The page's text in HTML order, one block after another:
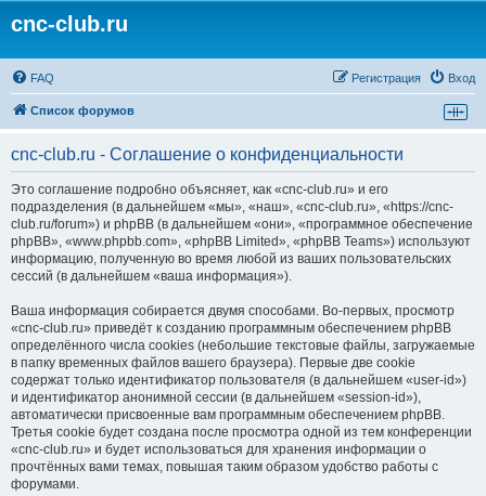
cnc-club.ru
FAQ Вход
Регистрация
Список форумов
cnc-club.ru - Соглашение о конфиденциальности
Это соглашение подробно объясняет, как «cnc-club.ru» и его
подразделения (в дальнейшем «мы», «наш», «cnc-club.ru», «https://cnc-
club.ru/forum») и phpBB (в дальнейшем «они», «программное обеспечение
phpBB», «www.phpbb.com», «phpBB Limited», «phpBB Teams») используют
информацию, полученную во время любой из ваших пользовательских
сессий (в дальнейшем «ваша информация»).
Ваша информация собирается двумя способами. Во-первых, просмотр
«cnc-club.ru» приведёт к созданию программным обеспечением phpBB
определённого числа cookies (небольшие текстовые файлы, загружаемые
в папку временных файлов вашего браузера). Первые две cookie
содержат только идентификатор пользователя (в дальнейшем «user-id»)
и идентификатор анонимной сессии (в дальнейшем «session-id»),
автоматически присвоенные вам программным обеспечением phpBB.
Третья cookie будет создана после просмотра одной из тем конференции
«cnc-club.ru» и будет использоваться для хранения информации о
прочтённых вами темах, повышая таким образом удобство работы с
форумами.